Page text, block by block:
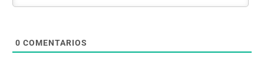
0 COMENTARIOS